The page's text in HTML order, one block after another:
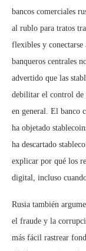
bancos comerciales
al rublo para tratos
flexibles y
banqueros centrales
advertido que las
debilitar el control de
en general. El banco
ha objetado
ha descartado
explicar por qué los
digital, incluso
Rusia también
el fraude y la
más fácil rastrear